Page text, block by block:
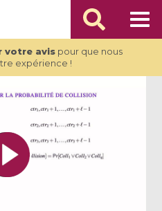
votre avispour que nous
expérience !